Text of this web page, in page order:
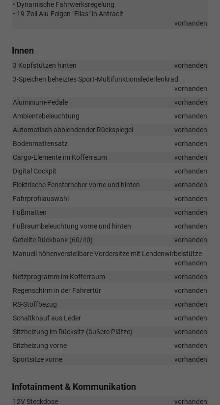
• Dynamische Fahrwerksregelung
• 19-Zoll Alu-Felgen "Elias" in Antracit
vorhanden
Innen
3 Kopfstützen hinten
vorhanden
3-Speichen beheiztes Sport-Multifunktionslederlenkrad
vorhanden
Aluminium-Pedale
vorhanden
Ambientebeleuchtung
vorhanden
Automatisch abblendender Rückspiegel
vorhanden
Bodenmattensatz
vorhanden
Cargo-Elemente im Kofferraum
vorhanden
Digital Cockpit
vorhanden
Elektrische Fensterheber vorne und hinten
vorhanden
Fahrprofilauswahl
vorhanden
Fußmatten
vorhanden
Fußraumbeleuchtung vorne und hinten
vorhanden
Geteilte Rückbank (60/40)
vorhanden
Manuell höhenverstellbare Vordersitze mit Lendenwirbelstütze
vorhanden
Netzprogramm im Kofferraum
vorhanden
Regenschirm in der Fahrertür
vorhanden
RS-Stoffbezug
vorhanden
Schaltknauf aus Leder
vorhanden
Sitzheizung im Rücksitz (äußere Plätze)
vorhanden
Sitzheizung vorne
vorhanden
Sportsitze vorne
vorhanden
Infotainment & Kommunikation
12V Steckdose vorhanden